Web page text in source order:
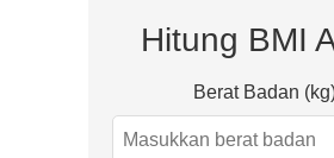
Hitung BMI
Berat Badan